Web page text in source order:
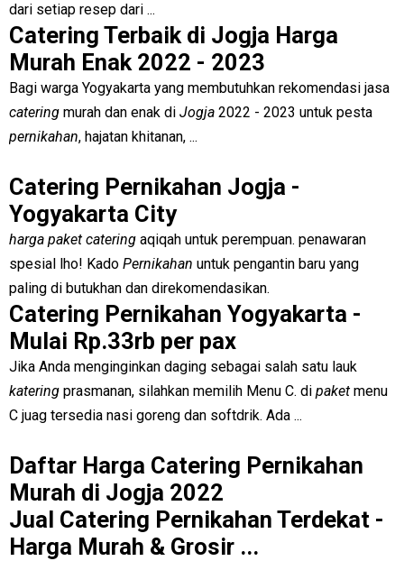
dari setiap resep dari ...
Catering Terbaik di Jogja Harga
Murah Enak 2022 - 2023
Bagi warga Yogyakarta yang membutuhkan rekomendasi jasa
catering murah dan enak di Jogja 2022 - 2023 untuk pesta
pernikahan, hajatan khitanan, ...
Catering Pernikahan Jogja -
Yogyakarta City
harga paket catering aqiqah untuk perempuan. penawaran
spesial lho! Kado Pernikahan untuk pengantin baru yang
paling di butukhan dan direkomendasikan.
Catering Pernikahan Yogyakarta -
Mulai Rp.33rb per pax
Jika Anda menginginkan daging sebagai salah satu lauk
katering prasmanan, silahkan memilih Menu C. di paket menu
C juag tersedia nasi goreng dan softdrik. Ada ...
Daftar Harga Catering Pernikahan
Murah di Jogja 2022
Jual Catering Pernikahan Terdekat -
Harga Murah & Grosir ...